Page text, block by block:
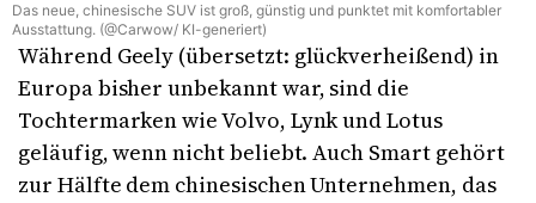
Das neue, chinesische SUV ist groß, günstig und punktet mit komfortabler
Ausstattung. (@Carwow/ KI-generiert)
Während Geely (übersetzt: glückverheißend) in
Europa bisher unbekannt war, sind die
Tochtermarken wie Volvo, Lynk und Lotus
geläufig, wenn nicht beliebt. Auch Smart gehört
zur Hälfte dem chinesischen Unternehmen, das